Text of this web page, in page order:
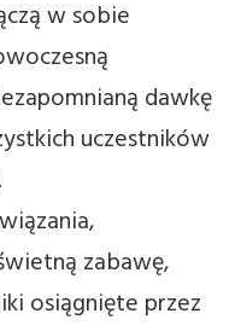
w sobie
dawkę
uczestników
zabawę,
osiągnięte przez